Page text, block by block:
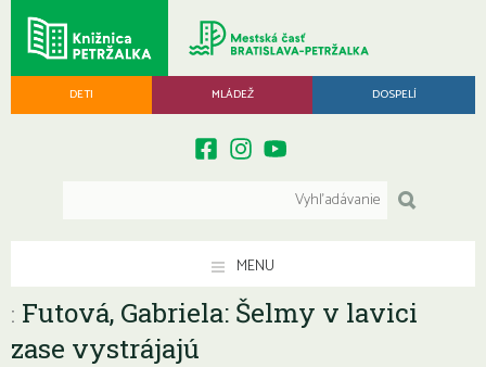
DETI MLÁDEŽ DOSPELÍ
MENU
: Futová, Gabriela: Šelmy v lavici
zase vystrájajú